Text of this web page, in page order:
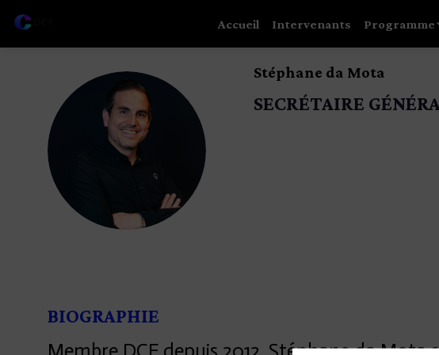
Accueil Intervenants Programme
SDM
Stéphane da Mota
SECRÉTAIRE
BIOGRAPHIE